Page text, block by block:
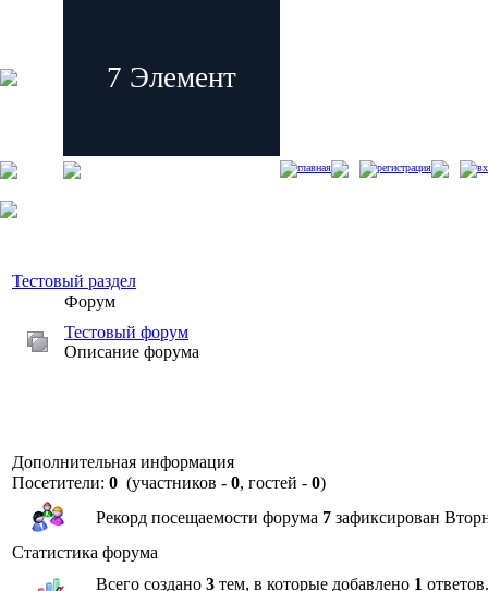
7 Элемент
главная регистрация
Тестовый раздел
Форум
Тестовый форум
Описание форума
Дополнительная информация
Посетители: 0 (участников - 0, гостей - 0)
Рекорд посещаемости форума 7 зафиксирован
Статистика форума
Всего создано 3 тем, в которые добавлено 1 ответов.